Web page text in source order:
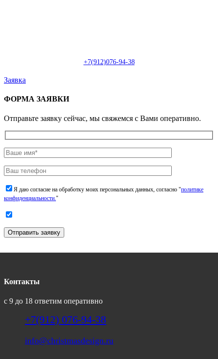
+7(912)076-94-38
Заявка
ФОРМА ЗАЯВКИ
Отправьте заявку сейчас, мы свяжемся с Вами оперативно.
Я даю согласие на обработку моих персональных данных, согласно "политике
конфиденциальности."
Отправить заявку
Контакты
с 9 до 18 ответим оперативно
+7(912) 076-94-38
info@christmasdesign.ru